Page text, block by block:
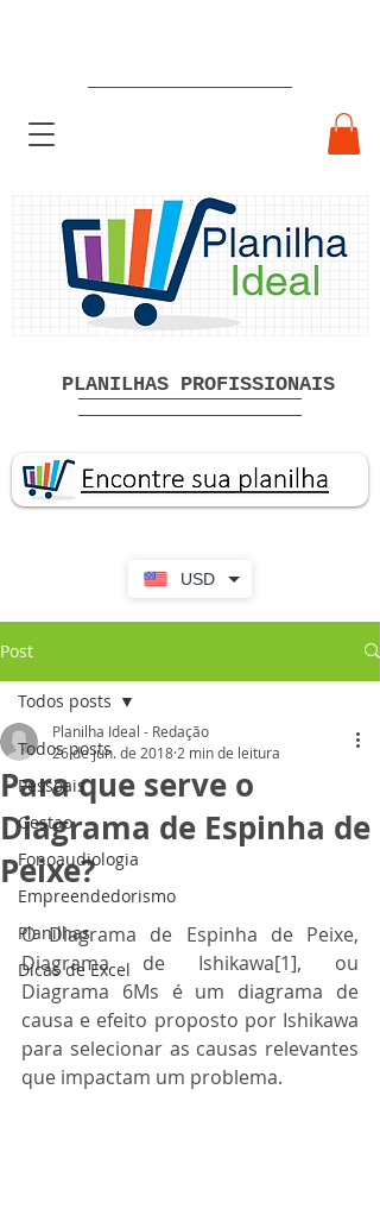
USD
Planilhas Profissionais prontas
Download grátis
PLANILHAS PROFISSIONAIS
Post
Todos posts
Pessoais
Gestao
Fonoaudiologia
Empreendedorismo
Planilhas
Dicas de Excel
Todos posts
Para que serve o
Diagrama de Espinha de
Peixe?
Planilha Ideal - Redação
26 de jun. de 2018 2 min de leitura
O Diagrama de Espinha de Peixe,
Diagrama de Ishikawa[1], ou
Diagrama 6Ms é um diagrama de
causa e efeito proposto por Ishikawa
para selecionar as causas relevantes
que impactam um problema.